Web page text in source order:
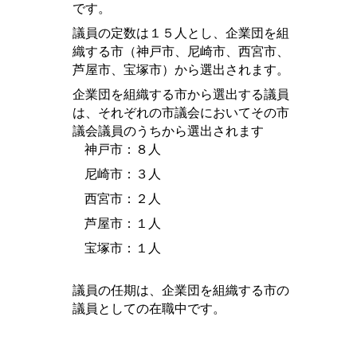
です。
議員の定数は１５人とし、企業団を組
織する市（神戸市、尼崎市、西宮市、
芦屋市、宝塚市）から選出されます。
企業団を組織する市から選出する議員
は、それぞれの市議会においてその市
議会議員のうちから選出されます
神戸市：８人
尼崎市：３人
西宮市：２人
芦屋市：１人
宝塚市：１人
議員の任期は、企業団を組織する市の
議員としての在職中です。